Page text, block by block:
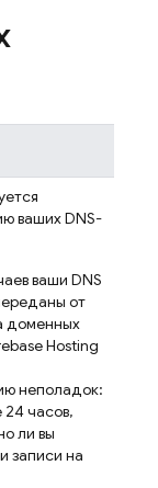
ваших DNS-
ваши DNS
от
доменных
Hosting
неполадок:
часов,
ли вы
записи на